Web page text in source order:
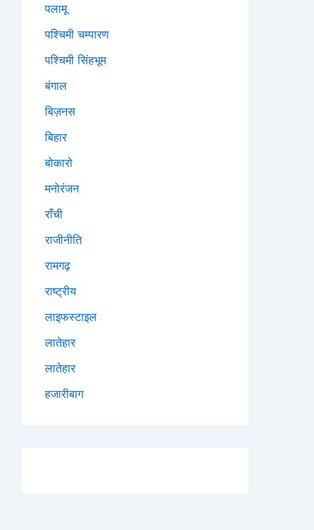
पलामू
पश्चिमी चम्पारण
पश्चिमी सिंहभूम
बंगाल
बिज़नस
बिहार
बोकारो
मनोरंजन
राँची
राजीनीति
रामगढ़
राष्ट्रीय
लाइफस्टाइल
लातेहार
लातेहार
हजारीबाग